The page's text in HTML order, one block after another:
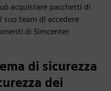
acquistare pacchetti di
suo team di accedere
di Simcenter
di sicurezza
dei